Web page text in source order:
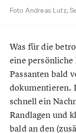
Foto Andreas Lutz,
Was für die
eine
Passanten bald
dokumentieren.
schnell ein
Randlagen und
bald an den